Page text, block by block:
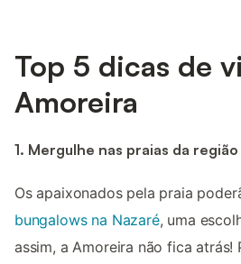
Top 5 dicas de
Amoreira
1. Mergulhe nas praias da região
Os apaixonados pela praia
bungalows na Nazaré, uma
assim, a Amoreira não fica atrás!